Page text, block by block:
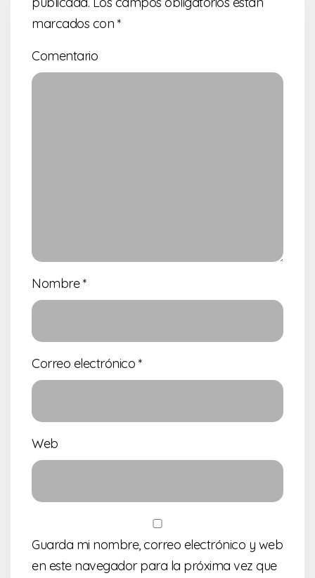
marcados con *
Comentario
Nombre*
Correo electrónico *
Web
Guarda mi nombre, correo electrónico y web
en este navegador para la próxima vez que